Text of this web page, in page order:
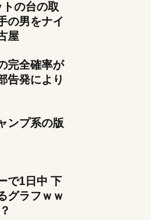
トの台の取
の男をナイ
屋
完全確率が
告発により
ンプ系の版
で1日中 下
グラフｗｗ